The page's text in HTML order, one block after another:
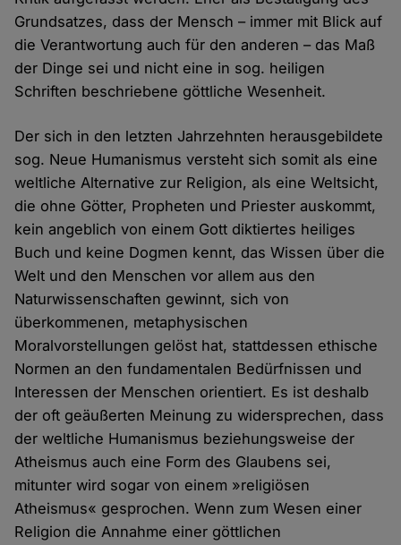
Grundsatzes, dass der Mensch – immer mit Blick auf
die Verantwortung auch für den anderen – das Maß
der Dinge sei und nicht eine in sog. heiligen
Schriften beschriebene göttliche Wesenheit.
Der sich in den letzten Jahrzehnten herausgebildete
sog. Neue Humanismus versteht sich somit als eine
weltliche Alternative zur Religion, als eine Weltsicht,
die ohne Götter, Propheten und Priester auskommt,
kein angeblich von einem Gott diktiertes heiliges
Buch und keine Dogmen kennt, das Wissen über die
Welt und den Menschen vor allem aus den
Naturwissenschaften gewinnt, sich von
überkommenen, metaphysischen
Moralvorstellungen gelöst hat, stattdessen ethische
Normen an den fundamentalen Bedürfnissen und
Interessen der Menschen orientiert. Es ist deshalb
der oft geäußerten Meinung zu widersprechen, dass
der weltliche Humanismus beziehungsweise der
Atheismus auch eine Form des Glaubens sei,
mitunter wird sogar von einem »religiösen
Atheismus« gesprochen. Wenn zum Wesen einer
Religion die Annahme einer göttlichen